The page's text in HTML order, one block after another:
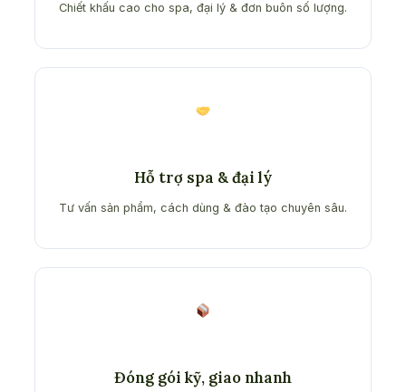
Chiết khấu cao cho spa, đại lý & đơn buôn số lượng.
Hỗ trợ spa & đại lý
Tư vấn sản phẩm, cách dùng & đào tạo chuyên sâu.
Đóng gói kỹ, giao nhanh